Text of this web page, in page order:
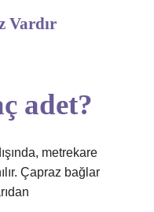
Vardır
adet?
metrekare
Çapraz bağlar